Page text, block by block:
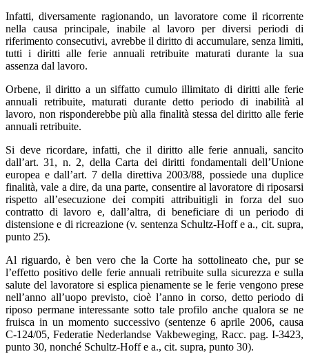
Infatti, diversamente ragionando, un lavoratore come il ricorrente
nella causa principale, inabile al lavoro per diversi periodi di
riferimento consecutivi, avrebbe il diritto di accumulare, senza limiti,
tutti i diritti alle ferie annuali retribuite maturati durante la sua
assenza dal lavoro.
Orbene, il diritto a un siffatto cumulo illimitato di diritti alle ferie
annuali retribuite, maturati durante detto periodo di inabilità al
lavoro, non risponderebbe più alla finalità stessa del diritto alle ferie
annuali retribuite.
Si deve ricordare, infatti, che il diritto alle ferie annuali, sancito
dall’art. 31, n. 2, della Carta dei diritti fondamentali dell’Unione
europea e dall’art. 7 della direttiva 2003/88, possiede una duplice
finalità, vale a dire, da una parte, consentire al lavoratore di riposarsi
rispetto all’esecuzione dei compiti attribuitigli in forza del suo
contratto di lavoro e, dall’altra, di beneficiare di un periodo di
distensione e di ricreazione (v. sentenza Schultz-Hoff e a., cit. supra,
punto 25).
Al riguardo, è ben vero che la Corte ha sottolineato che, pur se
l’effetto positivo delle ferie annuali retribuite sulla sicurezza e sulla
salute del lavoratore si esplica pienamente se le ferie vengono prese
nell’anno all’uopo previsto, cioè l’anno in corso, detto periodo di
riposo permane interessante sotto tale profilo anche qualora se ne
fruisca in un momento successivo (sentenze 6 aprile 2006, causa
C‑124/05, Federatie Nederlandse Vakbeweging, Racc. pag. I‑3423,
punto 30, nonché Schultz-Hoff e a., cit. supra, punto 30).